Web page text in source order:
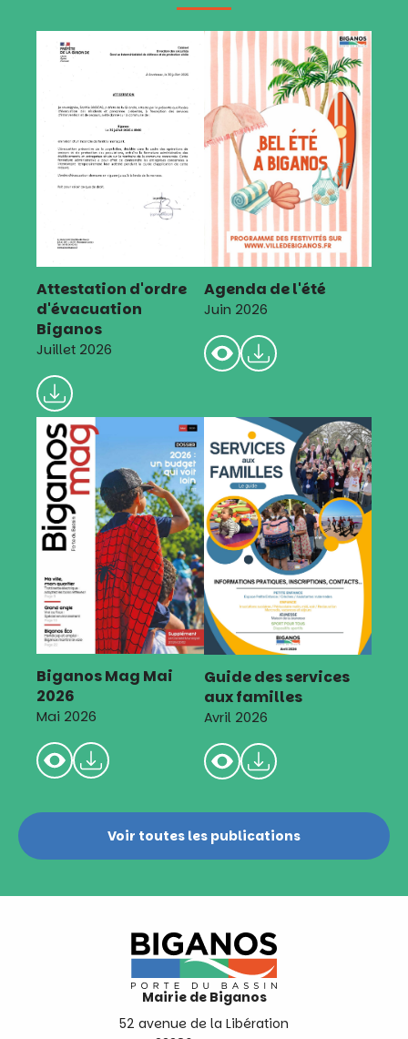
Attestation d'ordre
d'évacuation
Biganos
Juillet 2026
Agenda de l'été
Juin 2026
Biganos Mag Mai
2026
Mai 2026
Guide des services
aux familles
Avril 2026
Voir toutes les publications
Mairie de Biganos
52 avenue de la Libération